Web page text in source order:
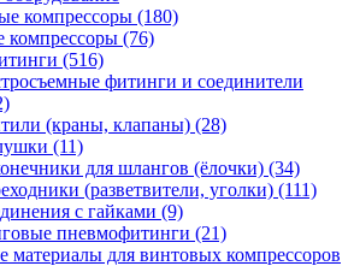
компрессоры (180)
компрессоры (76)
(516)
фитинги и соединители
(краны, клапаны) (28)
(11)
для шлангов (ёлочки) (34)
(разветвители, уголки) (111)
с гайками (9)
пневмофитинги (21)
материалы для винтовых компрессоров